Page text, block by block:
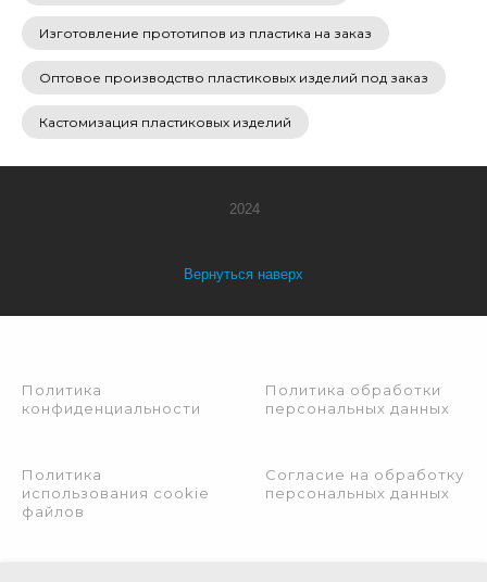
Изготовление прототипов из пластика на заказ
Оптовое производство пластиковых изделий под заказ
Кастомизация пластиковых изделий
2024
Вернуться наверх
Политика
конфиденциальности
Политика обработки
персональных данных
Политика
использования cookie
файлов
Согласие на обработку
персональных данных